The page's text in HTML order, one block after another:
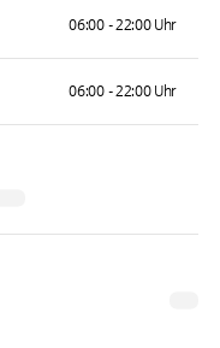
06:00 - 22:00 Uhr
06:00 - 22:00 Uhr